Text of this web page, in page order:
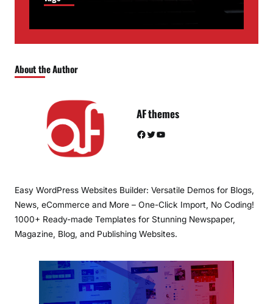
About the Author
AF themes
Facebook Twitter YouTube
Easy WordPress Websites Builder: Versatile Demos for Blogs,
News, eCommerce and More – One-Click Import, No Coding!
1000+ Ready-made Templates for Stunning Newspaper,
Magazine, Blog, and Publishing Websites.